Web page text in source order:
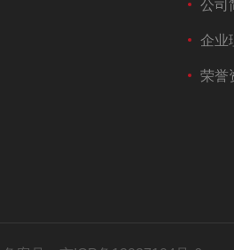
公司
企业
荣誉